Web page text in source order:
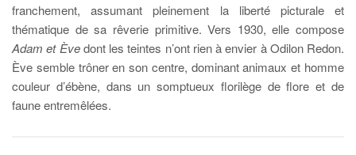
franchement, assumant pleinement la liberté picturale et
thématique de sa rêverie primitive. Vers 1930, elle compose
Adam et Èvedont les teintes n’ont rien à envier à Odilon Redon.
Ève semble trôner en son centre, dominant animaux et homme
couleur d’ébène, dans un somptueux florilège de flore et de
faune entremêlées.